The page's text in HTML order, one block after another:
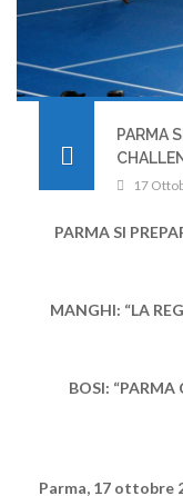
PARMA
17
PARMA SI
MANGHI: “LA
BOSI: “PARMA
Parma, 17 ottobre